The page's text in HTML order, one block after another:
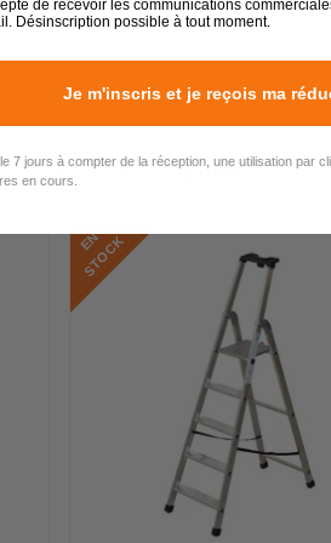
- Gamme chantier
E
N
S
T
O
C
K
de recevoir les communications
Désinscription possible à tout moment.
Je m'inscris et je reçois ma
7 jours à compter de la réception, une utilisation par
en cours.